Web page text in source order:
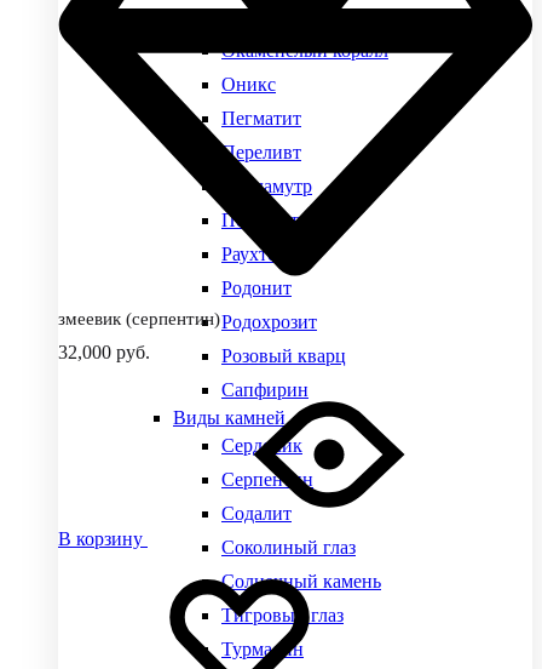
Окаменелый коралл
Оникс
Пегматит
Переливт
Перламутр
Петерсит
Раухтопаз
Родонит
Родохрозит
Розовый кварц
Сапфирин
Виды камней
Сердолик
Серпентин
Содалит
Соколиный глаз
Солнечный камень
Тигровый глаз
Турмалин
змеевик (серпентин)
32,000 руб.
В корзину